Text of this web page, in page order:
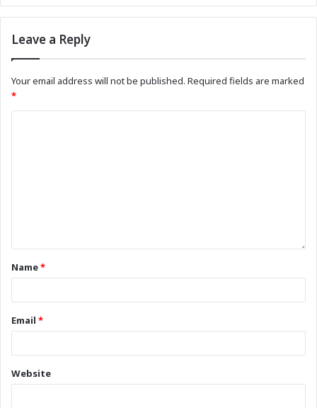
Leave a Reply
Your email address will not be published. Required fields are marked
*
Name*
Email *
Website